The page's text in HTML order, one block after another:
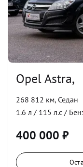
Opel Astra,
268 812 км, Седан
1.6 л / 115 л.с /
400 000 ₽